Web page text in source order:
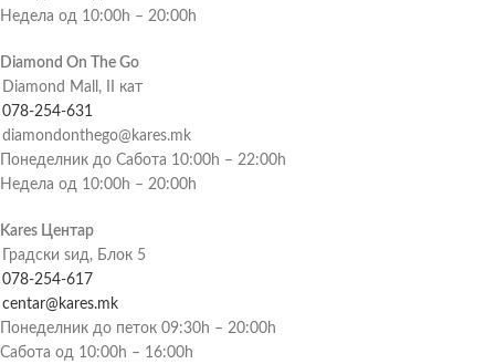
Недела од 10:00h – 20:00h
Diamond On The Go
Diamond Mall, II кат
078-254-631
diamondonthego@kares.mk
Понеделник до Сабота 10:00h – 22:00h
Недела од 10:00h – 20:00h
Kares Центар
Градски ѕид, Блок 5
078-254-617
centar@kares.mk
Понеделник до петок 09:30h – 20:00h
Сабота од 10:00h – 16:00h